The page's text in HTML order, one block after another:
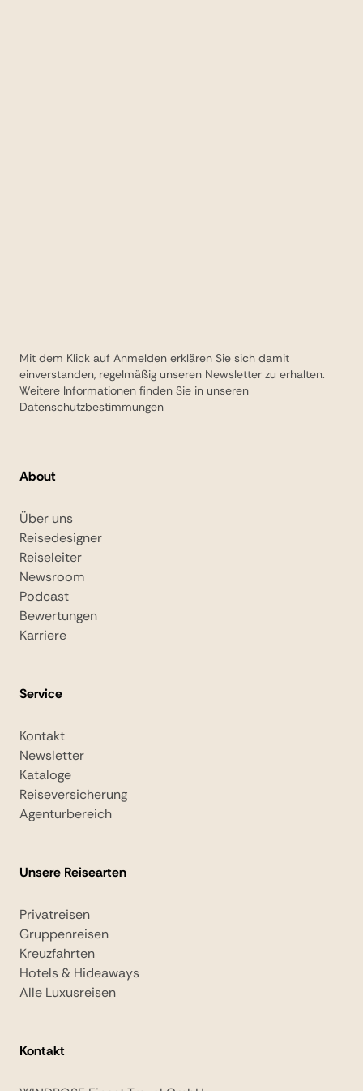
Mit dem Klick auf Anmelden erklären Sie sich damit
einverstanden, regelmäßig unseren Newsletter zu erhalten.
Weitere Informationen finden Sie in unseren
Datenschutzbestimmungen
About
Über uns
Reisedesigner
Reiseleiter
Newsroom
Podcast
Bewertungen
Karriere
Service
Kontakt
Newsletter
Kataloge
Reiseversicherung
Agenturbereich
Unsere Reisearten
Privatreisen
Gruppenreisen
Kreuzfahrten
Hotels & Hideaways
Alle Luxusreisen
Kontakt